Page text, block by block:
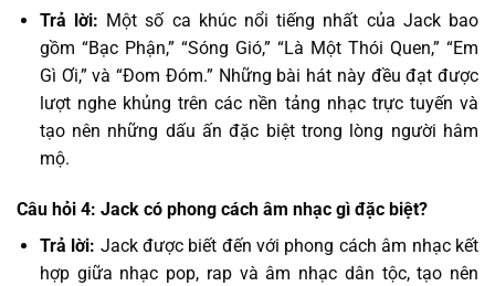
Trả lời: Một số ca khúc nổi tiếng nhất của Jack bao
gồm “Bạc Phận,” “Sóng Gió,” “Là Một Thói Quen,” “Em
Gì Ơi,” và “Đom Đóm.” Những bài hát này đều đạt được
lượt nghe khủng trên các nền tảng nhạc trực tuyến và
tạo nên những dấu ấn đặc biệt trong lòng người hâm
mộ.
Câu hỏi 4: Jack có phong cách âm nhạc gì đặc biệt?
Trả lời: Jack được biết đến với phong cách âm nhạc kết
hợp giữa nhạc pop, rap và âm nhạc dân tộc, tạo nên